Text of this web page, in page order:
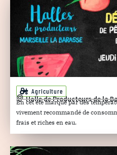
Agriculture
Halle de Producteurs de la
En cet été marqué par des
vivement recommandé de
frais et riches en eau.